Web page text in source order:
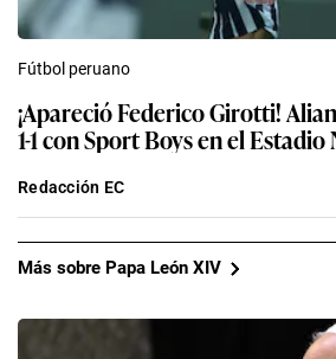
Fútbol peruano
¡Apareció Federico Girotti!
1-1 con Sport Boys en el
Redacción EC
Más sobre Papa León XIV